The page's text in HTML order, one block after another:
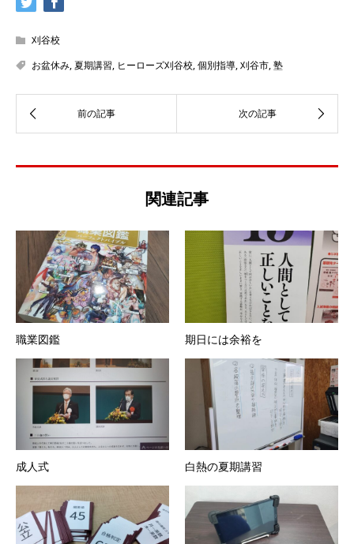
刈谷校
お盆休み,夏期講習, ヒーローズ刈谷校,個別指導,刈谷市,塾
関連記事
職業図鑑 期日には余裕を
成人式 白熱の夏期講習